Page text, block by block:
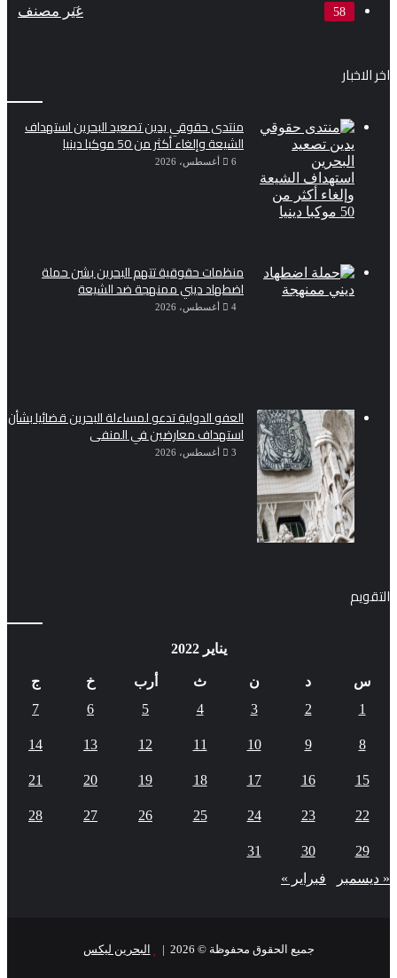
غير مصنف 58
اخر الاخبار
منتدى حقوقي يدين تصعيد البحرين استهداف
الشيعة وإلغاء أكثر من 50 موكبا دينيا
6 أغسطس، 2026
منظمات حقوقية تتهم البحرين بشن حملة
اضطهاد ديني ممنهجة ضد الشيعة
4 أغسطس، 2026
العفو الدولية تدعو لمساءلة البحرين قضائيا بشأن
استهداف معارضين في المنفى
3 أغسطس، 2026
التقويم
يناير 2022
س د ن ث أرب خ
ج
1
2
3
4
5
6
7
8
9
10
11
12
13
14
15
16
17
18
19
20
21
22
23
24
25
26
27
28
29
30
31
« ديسمبر
فبراير »
جميع الحقوق محفوظة © 2026 | البحرين ليكس